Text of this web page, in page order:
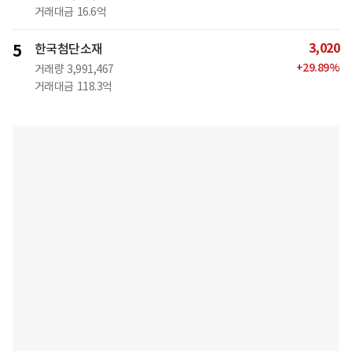
거래대금 16.6억
5 한국첨단소재
거래량 3,991,467
거래대금 118.3억
3,020
+29.89%